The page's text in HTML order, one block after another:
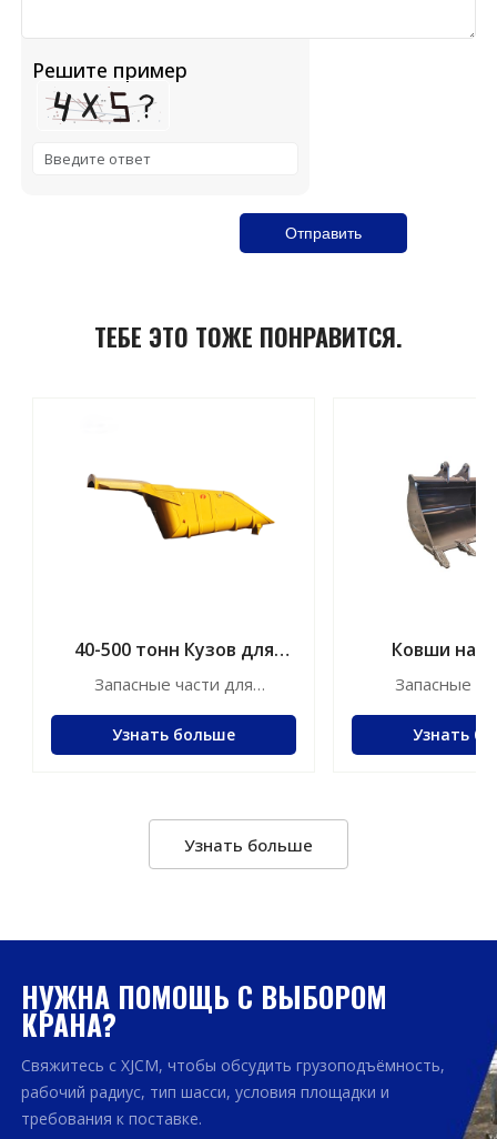
Решите пример
ТЕБЕ ЭТО ТОЖЕ ПОНРАВИТСЯ.
40-500 тонн Кузов для
Запасные части для
строительной техники
Узнать больше
Ковши на
Запасные
Узнать
Узнать больше
НУЖНА ПОМОЩЬ С ВЫБОРОМ
КРАНА?
Свяжитесь с XJCM, чтобы обсудить грузоподъёмность,
рабочий радиус, тип шасси, условия площадки и
требования к поставке.